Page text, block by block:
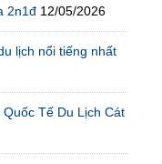
2n1đ 12/05/2026
lịch nổi tiếng nhất
Tế Du Lịch Cát